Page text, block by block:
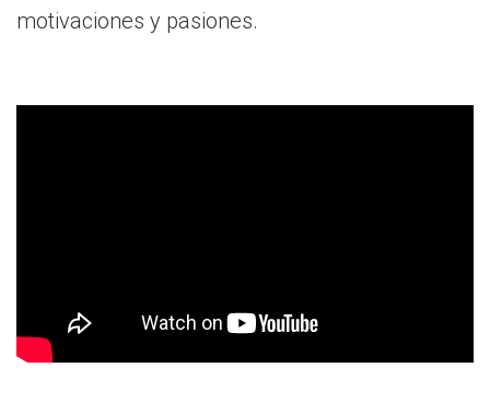
motivaciones y pasiones.